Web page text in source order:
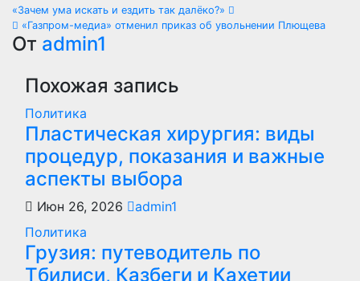
Навигация
по
записям
«Зачем ума искать и ездить так далёко?»
«Газпром-медиа» отменил приказ об увольнении Плющева
От admin1
Похожая запись
Политика
Пластическая хирургия: виды
процедур, показания и важные
аспекты выбора
Июн 26, 2026
admin1
Политика
Грузия: путеводитель по
Тбилиси, Казбеги и Кахетии